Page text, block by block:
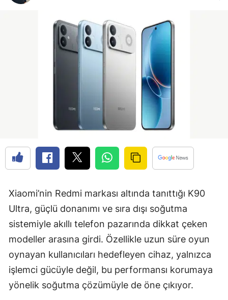
Xiaomi’nin Redmi markası altında tanıttığı K90
Ultra, güçlü donanımı ve sıra dışı soğutma
sistemiyle akıllı telefon pazarında dikkat çeken
modeller arasına girdi. Özellikle uzun süre oyun
oynayan kullanıcıları hedefleyen cihaz, yalnızca
işlemci gücüyle değil, bu performansı korumaya
yönelik soğutma çözümüyle de öne çıkıyor.